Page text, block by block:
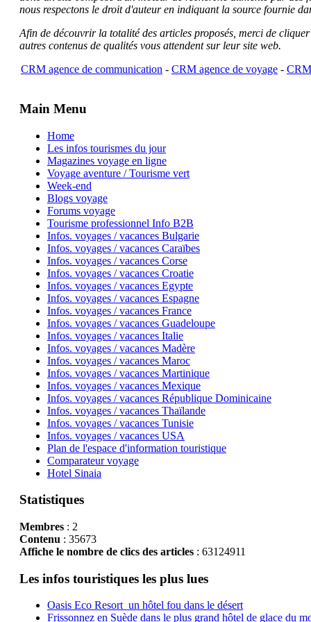
nous respectons le droit d'auteur en indiquant la source fournie
Afin de découvrir la totalité des articles proposés, merci de
autres contenus de qualités vous attendent sur leur site web.
CRM agence de communication - CRM agence de voyage -
Main Menu
Home
Les infos tourismes du jour
Magazines voyage en ligne
Voyage aventure / Tourisme vert
Week-end
Blogs voyage
Forums voyage
Tourisme professionnel Info B2B
Infos. voyages / vacances Bulgarie
Infos. voyages / vacances Caraïbes
Infos. voyages / vacances Corse
Infos. voyages / vacances Croatie
Infos. voyages / vacances Egypte
Infos. voyages / vacances Espagne
Infos. voyages / vacances France
Infos. voyages / vacances Guadeloupe
Infos. voyages / vacances Italie
Infos. voyages / vacances Madère
Infos. voyages / vacances Maroc
Infos. voyages / vacances Martinique
Infos. voyages / vacances Mexique
Infos. voyages / vacances République Dominicaine
Infos. voyages / vacances Thaïlande
Infos. voyages / vacances Tunisie
Infos. voyages / vacances USA
Plan de l'espace d'information touristique
Comparateur voyage
Hotel Sinaia
Statistiques
Membres: 2
Contenu : 35673
Affiche le nombre de clics des articles: 63124911
Les infos touristiques les plus lues
Oasis Eco Resort un hôtel fou dans le désert
Frissonnez en Suède dans le plus grand hôtel de glace du